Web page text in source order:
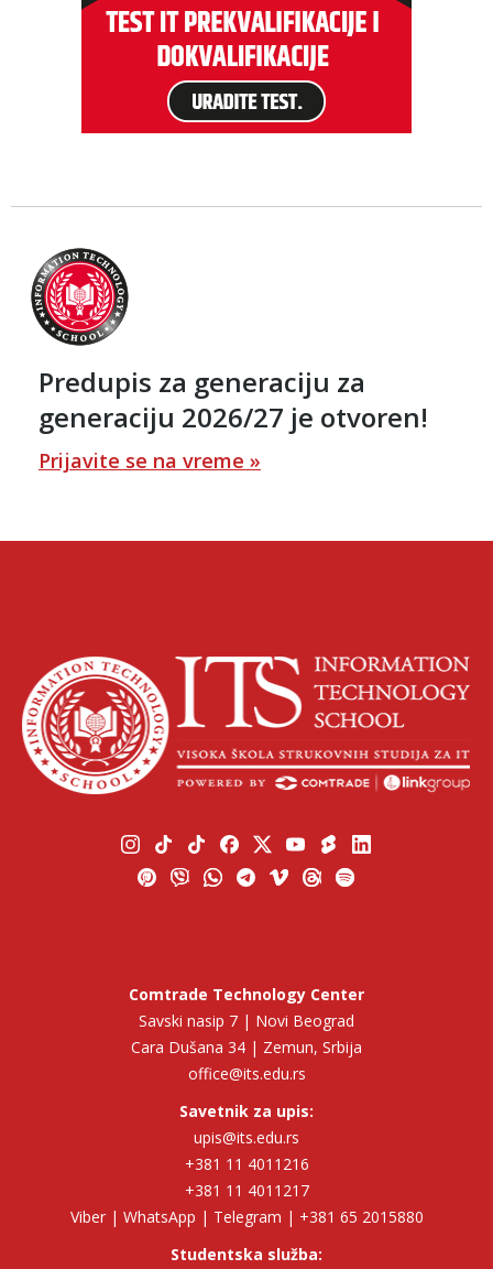
Predupis za generaciju za
generaciju 2026/27 je otvoren!
Prijavite se na vreme »
Comtrade Technology Center
Savski nasip 7 | Novi Beograd
Cara Dušana 34 | Zemun, Srbija
office@its.edu.rs
Savetnik za upis:
upis@its.edu.rs
+381 11 4011216
+381 11 4011217
Viber | WhatsApp | Telegram | +381 65 2015880
Studentska služba: